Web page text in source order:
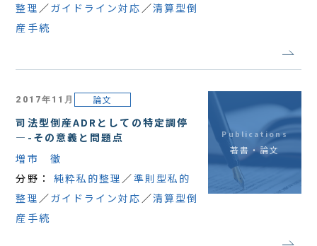
整理
ガイドライン対応
清算型倒
産手続
2017年11月 論文
司法型倒産ADRとしての特定調停
—-その意義と問題点
増市 徹
分野： 純粋私的整理
準則型私的
整理
ガイドライン対応
清算型倒
産手続
Publications
著書・論文